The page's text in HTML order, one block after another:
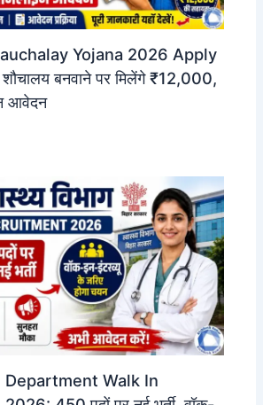
Yojana 2026 Apply
बनवाने पर मिलेंगे ₹12,000,
आवेदन
Department Walk In